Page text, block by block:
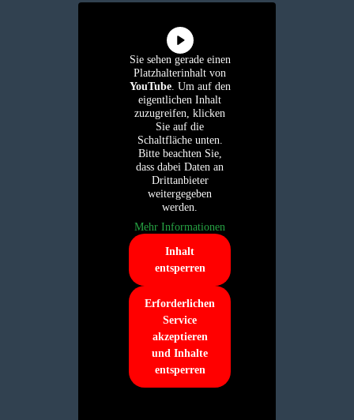
Sie sehen gerade einen
Platzhalterinhalt von
YouTube. Um auf den
eigentlichen Inhalt
zuzugreifen, klicken
Sie auf die
Schaltfläche unten.
Bitte beachten Sie,
dass dabei Daten an
Drittanbieter
weitergegeben
werden.
Mehr Informationen
Inhalt
entsperren
Erforderlichen
Service
akzeptieren
und Inhalte
entsperren